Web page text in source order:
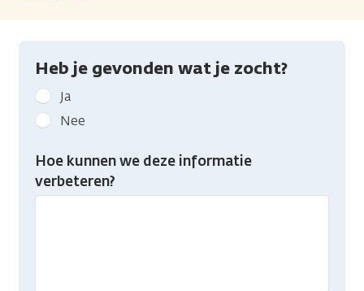
Heb je gevonden wat je zocht?
Geef
kanker.nl
feedback:
Heb
gevonden
Ja
Nee
Hoe kunnen we deze informatie
verbeteren?